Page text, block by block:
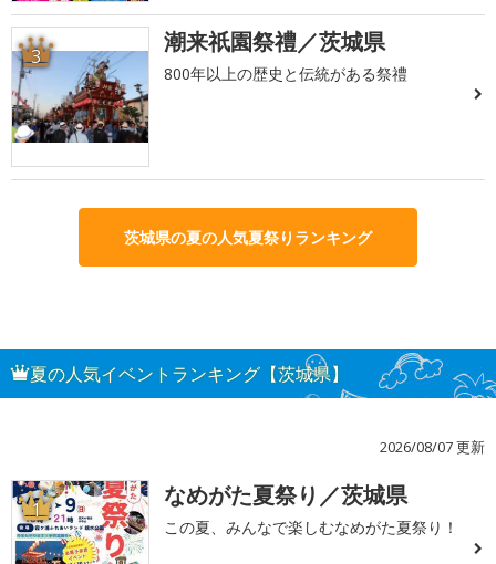
3 潮来祇園祭禮／茨城県
800年以上の歴史と伝統がある祭禮
茨城県の夏の人気夏祭りランキング
夏の人気イベントランキング【茨城県】
2026/08/07 更新
1 なめがた夏祭り／茨城県
この夏、みんなで楽しむなめがた夏祭り！